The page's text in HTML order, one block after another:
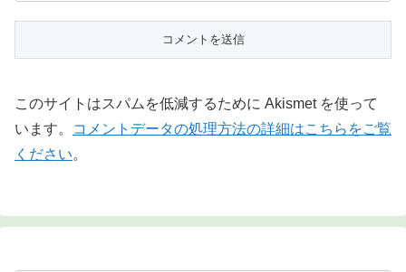
このサイトはスパムを低減するために Akismet を使って
います。
コメントデータの処理方法の詳細はこちらをご覧
ください。